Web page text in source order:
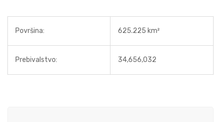
Površina: 625.225 km²
Prebivalstvo: 34,656,032